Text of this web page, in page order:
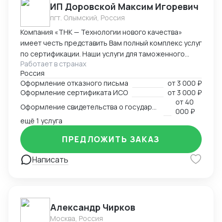
ВЭД. ВАША ЗАДАЧА — МЕЖДУНАРОДНАЯ ЭКСПАНСИЯ
или профессиональное сопровождение экспорта?
Предложу комплексное решение с гарантией
прозрачности, передачи опыта и выхода на прибыль.
ИП Доровской Максим Игоревич
пгт. Олымский, Россия
Компания «ТНК — Технологии нового качества»
имеет честь представить Вам полный комплекс услуг
по сертификации. Наши услуги для таможенного
оформления, производства и реализации
продукции: - сертификат/декларация соответствия
Техническому регламенту Таможенного Союза (ТР
ТС) - сертификат/декларация соответствия ГОСТ Р -
сертификат/декларация /отказное письмо по
пожарной безопасности (ТР ПБ) - свидетельство о
государственной регистрации (СГР) - экспертное
заключение - отказное письмо для таможни/
торговли - заключение о перемещении продукции,
содержащей озоноразрущающие вещества
разработка и регистрация ТУ - добровольные
сертификаты - добровольные сертификаты по
пожарной безопасности - ИСО - РПО - Сертификаты
Работает в странах
Россия
Оформление отказного письма
от 3 000 ₽
Оформление сертификата ИСО
от 3 000 ₽
от 40
000 ₽
ещё 1 услуга
Написать
ПРЕДЛОЖИТЬ ЗАКАЗ
Александр Чирков
Москва, Россия